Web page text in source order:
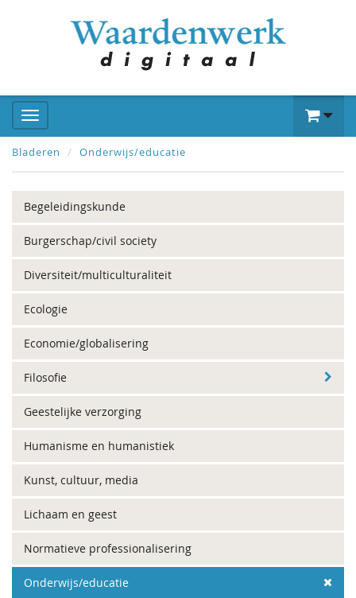
Bladeren Onderwijs/educatie
Begeleidingskunde
Burgerschap/civil society
Diversiteit/multiculturaliteit
Ecologie
Economie/globalisering
Filosofie
Geestelijke verzorging
Humanisme en humanistiek
Kunst, cultuur, media
Lichaam en geest
Normatieve professionalisering
Onderwijs/educatie